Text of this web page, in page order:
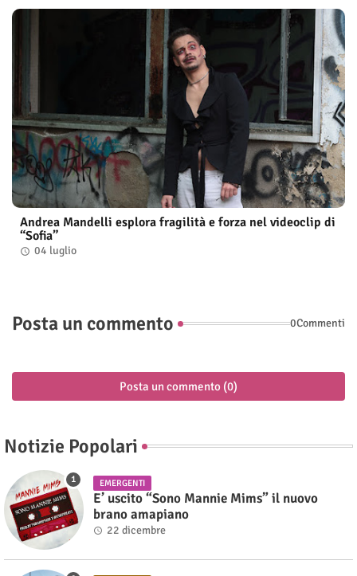
Andrea Mandelli esplora fragilità e forza nel videoclip di
“Sofia”
04 luglio
Posta un commento 0Commenti
Posta un commento (0)
Notizie Popolari
EMERGENTI
E’ uscito “Sono Mannie Mims” il nuovo
brano amapiano
22 dicembre